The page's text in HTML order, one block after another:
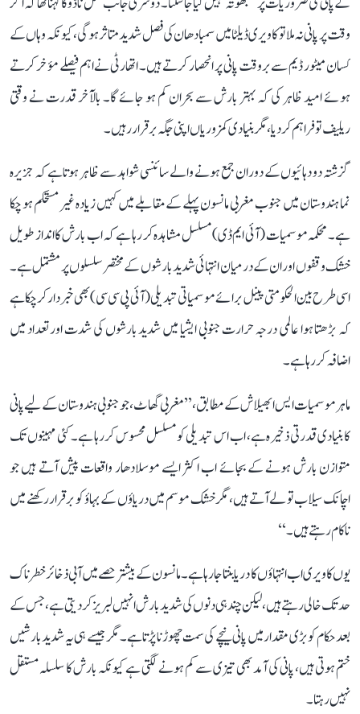
وقت پر پانی نہ ملا تو کاویری ڈیلٹا میں سمبا دھان کی فصل شدید متاثر ہوگی، کیونکہ وہاں کے
کسان میٹور ڈیم سے بروقت پانی پر انحصار کرتے ہیں۔ اتھارٹی نے اہم فیصلے مؤخر کرتے
ہوئے امید ظاہر کی کہ بہتر بارش سے بحران کم ہو جائے گا۔ بالآخر قدرت نے وقتی
ریلیف تو فراہم کر دیا، مگر بنیادی کمزوریاں اپنی جگہ برقرار رہیں۔
گزشتہ دو دہائیوں کے دوران جمع ہونے والے سائنسی شواہد سے ظاہر ہوتا ہے کہ جزیرہ
نما ہندوستان میں جنوب مغربی مانسون پہلے کے مقابلے میں کہیں زیادہ غیر مستحکم ہو چکا
ہے۔ محکمہ موسمیات (آئی ایم ڈی) مسلسل مشاہدہ کر رہا ہے کہ اب بارش کا انداز طویل
خشک وقفوں اور ان کے درمیان انتہائی شدید بارشوں کے مختصر سلسلوں پر مشتمل ہے۔
اسی طرح بین الحکومتی پینل برائے موسمیاتی تبدیلی (آئی پی سی سی) بھی خبردار کر چکا ہے
کہ بڑھتا ہوا عالمی درجہ حرارت جنوبی ایشیا میں شدید بارشوں کی شدت اور تعداد میں
اضافہ کر رہا ہے۔
ماہر موسمیات ایس ابھیلاش کے مطابق، ’’مغربی گھاٹ، جو جنوبی ہندوستان کے لیے پانی
کا بنیادی قدرتی ذخیرہ ہے، اب اس تبدیلی کو مسلسل محسوس کر رہا ہے۔ کئی مہینوں تک
متوازن بارش ہونے کے بجائے اب اکثر ایسے موسلادھار واقعات پیش آتے ہیں جو
اچانک سیلاب تو لے آتے ہیں، مگر خشک موسم میں دریاؤں کے بہاؤ کو برقرار رکھنے میں
ناکام رہتے ہیں۔‘‘
یوں کاویری اب انتہاؤں کا دریا بنتا جا رہا ہے۔ مانسون کے بیشتر حصے میں آبی ذخائر خطرناک
حد تک خالی رہتے ہیں، لیکن چند ہی دنوں کی شدید بارش انہیں لبریز کر دیتی ہے، جس کے
بعد حکام کو بڑی مقدار میں پانی نیچے کی سمت چھوڑنا پڑتا ہے۔ مگر جیسے ہی یہ شدید بارشیں
ختم ہوتی ہیں، پانی کی آمد بھی تیزی سے کم ہونے لگتی ہے کیونکہ بارش کا سلسلہ مستقل
نہیں رہتا۔